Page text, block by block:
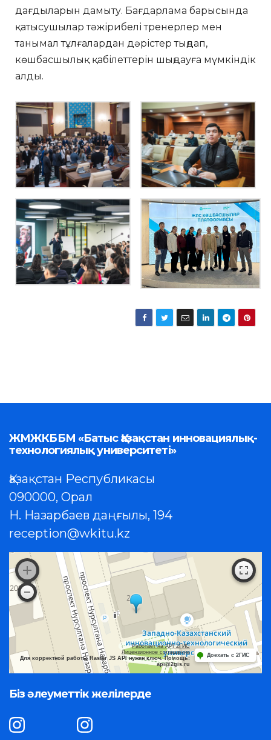
дағдыларын дамыту. Бағдарлама барысында
қатысушылар тәжірибелі тренерлер мен
танымал тұлғалардан дәрістер тыңдап,
көшбасшылық қабілеттерін шыңдауға мүмкіндік
алды.
ЖМЖКББМ «Батыс Қазақстан инновациялық-
технологиялық университеті»
Қазақстан Республикасы
090000, Орал
Н. Назарбаев даңғылы, 194
reception@wkitu.kz
Работает на API 2ГИС
Лицензионное соглашение
Для корректной работы Raster JS API нужен ключ. Помощь:
api@2gis.ru
Доехать с 2ГИС
Біз әлеуметтік желілерде